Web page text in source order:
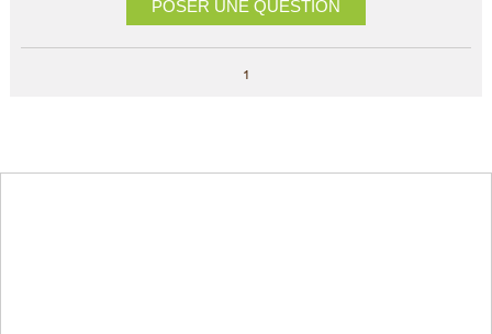
POSER UNE QUESTION
1